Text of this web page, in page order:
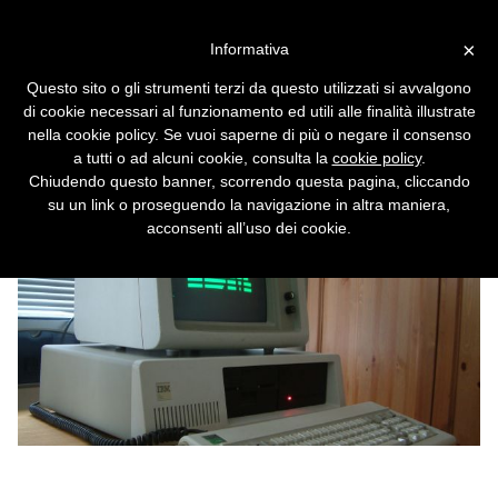
l'abbandono dei 32 bit
A partire dalla versione 2004 si potrà
preinstallare solo l'edizione a 64 bit.
×
Informativa
Questo sito o gli strumenti terzi da questo utilizzati si avvalgono
di cookie necessari al funzionamento ed utili alle finalità illustrate
nella cookie policy. Se vuoi saperne di più o negare il consenso
a tutti o ad alcuni cookie, consulta la cookie policy.
Chiudendo questo banner, scorrendo questa pagina, cliccando
su un link o proseguendo la navigazione in altra maniera,
acconsenti all’uso dei cookie.